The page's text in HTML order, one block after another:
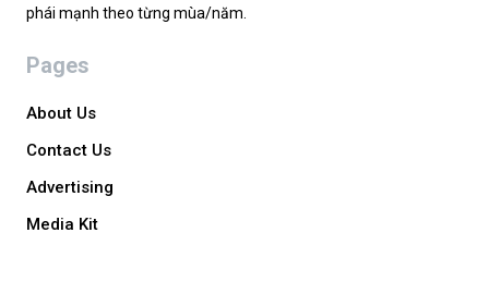
phái mạnh theo từng mùa/năm.
Pages
About Us
Contact Us
Advertising
Media Kit